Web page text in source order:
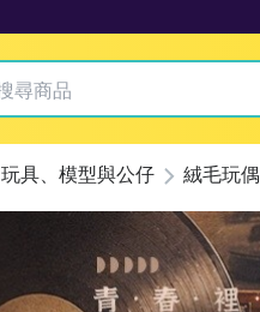
玩具、模型與公仔 絨毛玩偶